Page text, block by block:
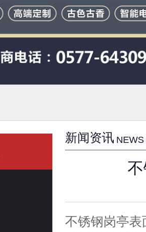
新闻资讯 NEWS
不锈钢岗亭